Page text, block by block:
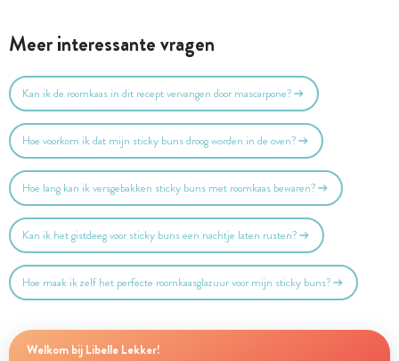
Meer interessante vragen
Kan ik de roomkaas in dit recept vervangen door mascarpone?
Hoe voorkom ik dat mijn sticky buns droog worden in de oven?
Hoe lang kan ik versgebakken sticky buns met roomkaas bewaren?
Kan ik het gistdeeg voor sticky buns een nachtje laten rusten?
Hoe maak ik zelf het perfecte roomkaasglazuur voor mijn sticky buns?
Welkom bij Libelle Lekker!